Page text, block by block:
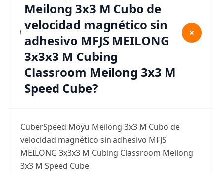
Meilong 3x3 M Cubo de
velocidad magnético sin
adhesivo MFJS MEILONG
3x3x3 M Cubing
Classroom Meilong 3x3 M
Speed Cube?
+
CuberSpeed Moyu Meilong 3x3 M Cubo de
velocidad magnético sin adhesivo MFJS
MEILONG 3x3x3 M Cubing Classroom Meilong
3x3 M Speed Cube